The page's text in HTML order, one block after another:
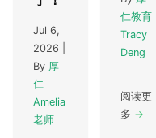
Jul 6,
2026
By 厚
仁
Amelia
老师
仁教育
Tracy
Deng
阅读更
多 →